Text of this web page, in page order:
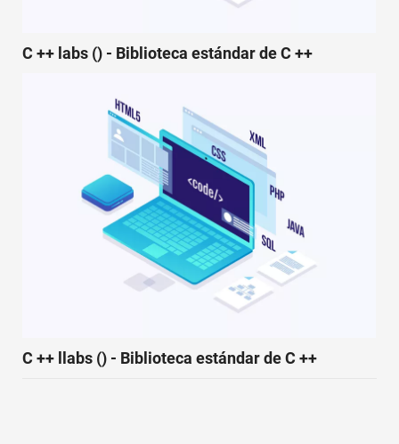
C ++ labs () - Biblioteca estándar de C ++
C ++ llabs () - Biblioteca estándar de C ++